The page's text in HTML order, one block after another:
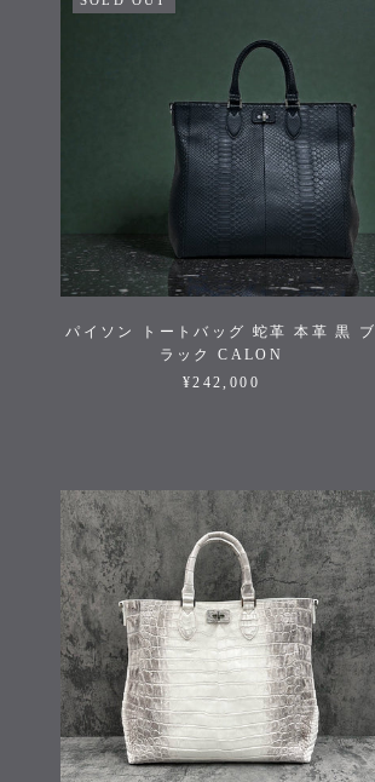
パイソン トートバッグ 蛇革 本革 黒 ブ
ラック CALON
¥242,000